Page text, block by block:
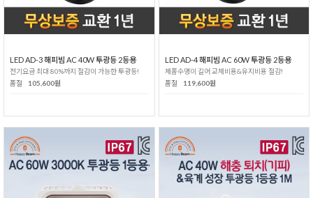
LED AD-3 해피빔 AC 40W 투광등 2등용
전기요금 최대 80%까지 절감이 가능한 투광등!
품절
105,600원
LED AD-4 해피빔 AC 60W 투광등 2등용
제품수명이 길어 교체비용&유지비용 절감!
품절
119,600원